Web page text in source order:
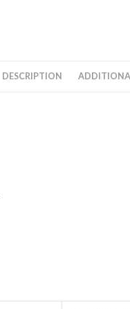
DESCRIPTION